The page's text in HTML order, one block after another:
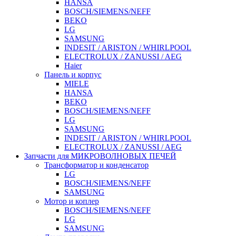
HANSA
BOSCH/SIEMENS/NEFF
BEKO
LG
SAMSUNG
INDESIT / ARISTON / WHIRLPOOL
ELECTROLUX / ZANUSSI / AEG
Haier
Панель и корпус
MIELE
HANSA
BEKO
BOSCH/SIEMENS/NEFF
LG
SAMSUNG
INDESIT / ARISTON / WHIRLPOOL
ELECTROLUX / ZANUSSI / AEG
Запчасти для МИКРОВОЛНОВЫХ ПЕЧЕЙ
Трансформатор и конденсатор
LG
BOSCH/SIEMENS/NEFF
SAMSUNG
Мотор и коплер
BOSCH/SIEMENS/NEFF
LG
SAMSUNG